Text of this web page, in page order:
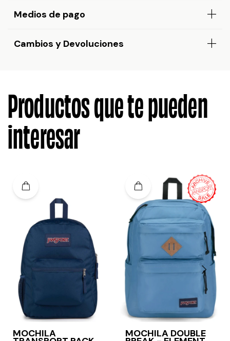
Medios de pago
Cambios y Devoluciones
Productos que te pueden
interesar
MOCHILA MOCHILA DOUBLE